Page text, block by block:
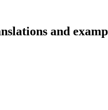
and